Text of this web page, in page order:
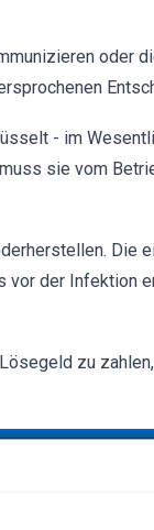
oder
- im
sie vom
Die
vor der Infektion
zu